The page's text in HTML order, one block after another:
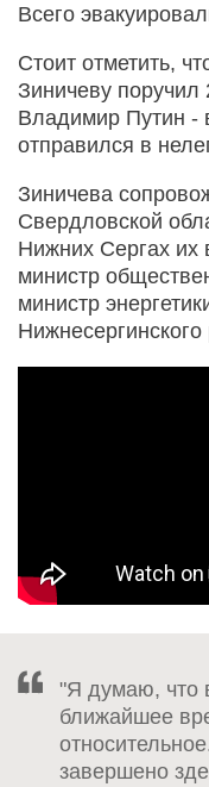
Всего
Стоит отметить,
Зиничеву
Владимир Путин -
отправился в
Зиничева
Свердловской
Нижних Сергах их
министр
министр
"Я думаю, что
ближайшее
завершено